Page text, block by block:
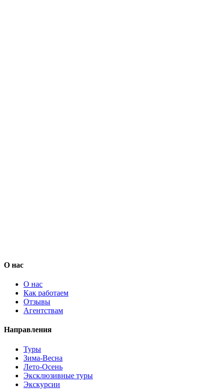
О нас
О нас
Как работаем
Отзывы
Агентствам
Направления
Туры
Зима-Весна
Лето-Осень
Эксклюзивные туры
Экскурсии